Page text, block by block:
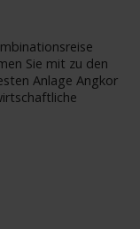
Sie mit zu den
Anlage Angkor